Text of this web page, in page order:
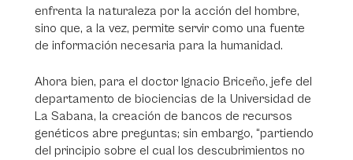
enfrenta la naturaleza por la acción del hombre,
sino que, a la vez, permite servir como una fuente
de información necesaria para la humanidad.
Ahora bien, para el doctor Ignacio Briceño, jefe del
departamento de biociencias de la Universidad de
La Sabana, la creación de bancos de recursos
genéticos abre preguntas; sin embargo, “partiendo
del principio sobre el cual los descubrimientos no